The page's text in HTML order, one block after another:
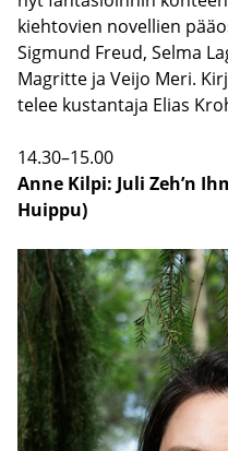
kieh­to­vien no­vel­lien
Sig­mund Freud, Selma
Magrit­te ja Veijo Meri.
te­lee kus­tan­ta­ja Elias
14.30–15.00
Anne Kilpi: Juli Zeh’n
Huip­pu)